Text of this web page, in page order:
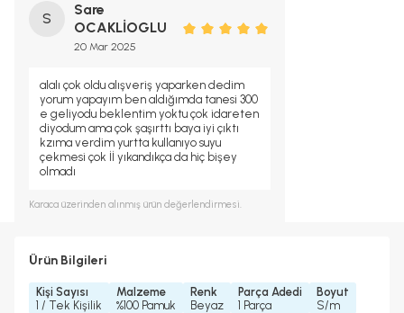
S
Sare
OCAKLİOGLU
20 Mar 2025
alalı çok oldu alışveriş yaparken dedim
yorum yapayım ben aldığımda tanesi 300
e geliyodu beklentim yoktu çok idareten
diyodum ama çok şaşırttı baya iyi çıktı
kzıma verdim yurtta kullanıyo suyu
çekmesi çok İİ yıkandıkça da hiç bişey
olmadı
Karaca üzerinden alınmış ürün değerlendirmesi.
Ürün Bilgileri
Kişi Sayısı
1 / Tek Kişilik
Malzeme
%100 Pamuk
Renk
Beyaz
Parça Adedi
1 Parça
Boyut
S/m